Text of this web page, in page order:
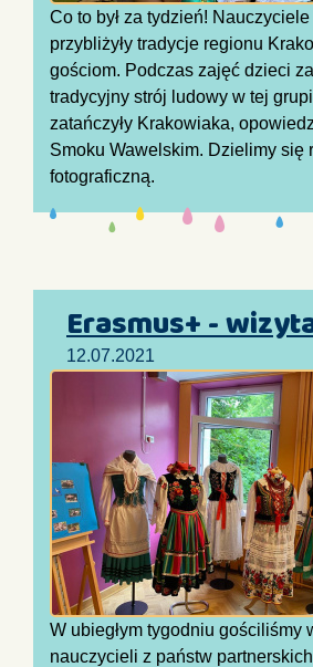
Co to był za tydzień!
przybliżyły tradycje regionu
gościom. Podczas zajęć dzieci
tradycyjny strój ludowy w tej
zatańczyły Krakowiaka,
Smoku Wawelskim. Dzielimy się
fotograficzną.
Erasmus+ -
12.07.2021
W ubiegłym tygodniu gościliśmy
nauczycieli z państw